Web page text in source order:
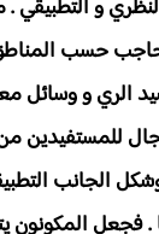
و التطبيقي .
حسب
الري و وسائل
للمستفيدين من
الجانب
. فجعل المكونون